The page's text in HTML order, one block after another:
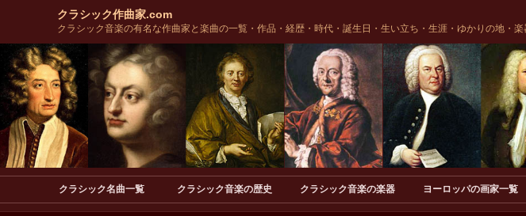
クラシック作曲家.com
クラシック音楽の有名な作曲家と楽曲の一覧・作品・経歴・時代・誕生日・生い立ち・生涯・ゆかりの地・楽
クラシック名曲一覧 クラシック音楽の歴史 クラシック音楽の楽器 ヨーロッパの画家一覧